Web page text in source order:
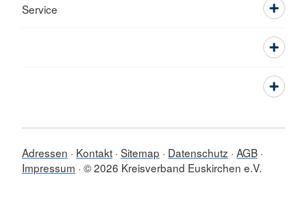
Service
Adressen Kontakt Sitemap Datenschutz AGB
Impressum © 2026 Kreisverband Euskirchen e.V.